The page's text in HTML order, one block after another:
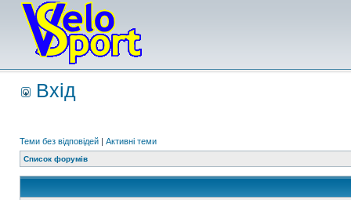
Вхід
Теми без відповідей | Активні теми
Список форумів